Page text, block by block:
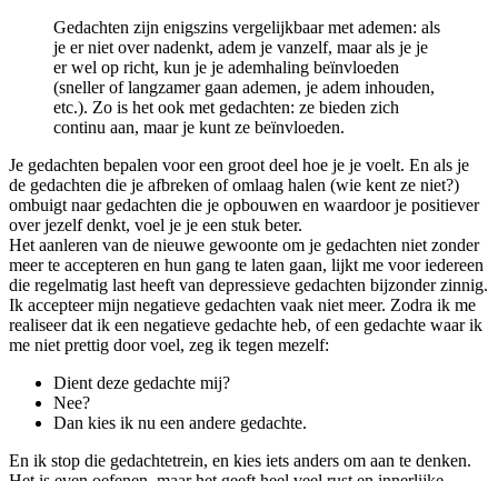
Gedachten zijn enigszins vergelijkbaar met ademen: als
je er niet over nadenkt, adem je vanzelf, maar als je je
er wel op richt, kun je je ademhaling beïnvloeden
(sneller of langzamer gaan ademen, je adem inhouden,
etc.). Zo is het ook met gedachten: ze bieden zich
continu aan, maar je kunt ze beïnvloeden.
Je gedachten bepalen voor een groot deel hoe je je voelt. En als je
de gedachten die je afbreken of omlaag halen (wie kent ze niet?)
ombuigt naar gedachten die je opbouwen en waardoor je positiever
over jezelf denkt, voel je je een stuk beter.
Het aanleren van de nieuwe gewoonte om je gedachten niet zonder
meer te accepteren en hun gang te laten gaan, lijkt me voor iedereen
die regelmatig last heeft van depressieve gedachten bijzonder zinnig.
Ik accepteer mijn negatieve gedachten vaak niet meer. Zodra ik me
realiseer dat ik een negatieve gedachte heb, of een gedachte waar ik
me niet prettig door voel, zeg ik tegen mezelf:
Dient deze gedachte mij?
Nee?
Dan kies ik nu een andere gedachte.
En ik stop die gedachtetrein, en kies iets anders om aan te denken.